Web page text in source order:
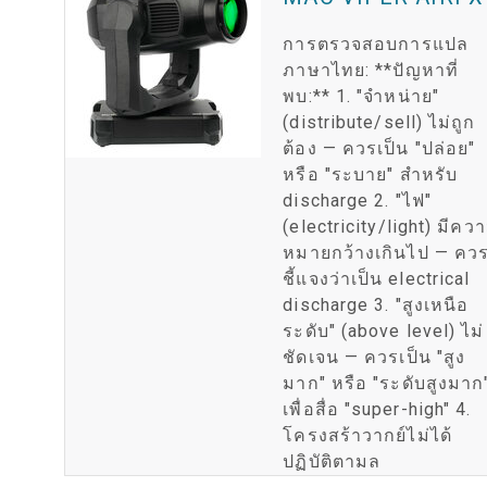
การตรวจสอบการแปล
ภาษาไทย: **ปัญหาที่
พบ:** 1. "จำหน่าย"
(distribute/sell) ไม่ถูก
ต้อง — ควรเป็น "ปล่อย"
หรือ "ระบาย" สำหรับ
discharge 2. "ไฟ"
(electricity/light) มีคว
หมายกว้างเกินไป — ควร
ชี้แจงว่าเป็น electrical
discharge 3. "สูงเหนือ
ระดับ" (above level) ไม่
ชัดเจน — ควรเป็น "สูง
มาก" หรือ "ระดับสูงมาก"
เพื่อสื่อ "super-high" 4.
โครงสร้าวากย์ไม่ได้
ปฏิบัติตามล